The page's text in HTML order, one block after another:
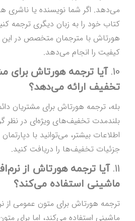
می‌دهد. اگر شما نویسنده یا ناشری
کتاب خود را به زبان دیگری ترجمه
هورتاش با مترجمان متخصص در این
کیفیت را انجام می‌دهد.
10. آیا ترجمه هورتاش برای
تخفیف ارائه می‌دهد؟
بله، ترجمه هورتاش برای مشتریان
بلندمدت تخفیف‌های ویژه‌ای در نظر
اطلاعات بیشتر، می‌توانید با
جزئیات تخفیف‌ها را دریافت کنید.
11. آیا ترجمه هورتاش از
ماشینی استفاده می‌کند؟
ترجمه هورتاش برای متون عمومی از
ماشینی استفاده می‌کند، اما برای